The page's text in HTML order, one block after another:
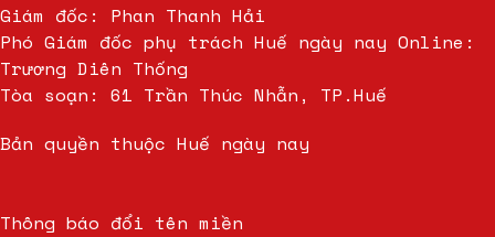
Giám đốc: Phan Thanh Hải
Phó Giám đốc phụ trách Huế ngày nay Online:
Trương Diên Thống
Tòa soạn: 61 Trần Thúc Nhẫn, TP.Huế
Bản quyền thuộc Huế ngày nay
Thông báo đổi tên miền